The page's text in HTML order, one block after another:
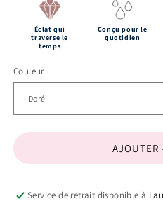
Éclat qui
traverse le
temps
Conçu pour le
quotidien
Couleur
Service de retrait disponible à